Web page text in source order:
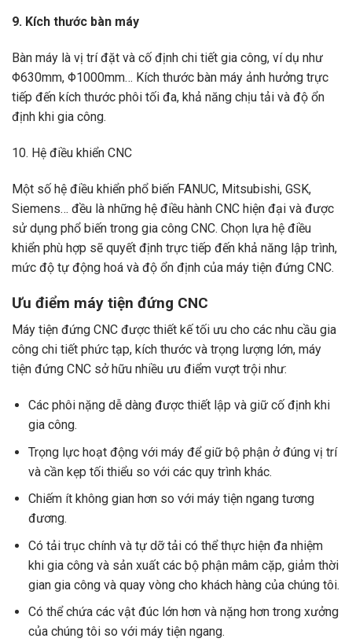
9. Kích thước bàn máy
Bàn máy là vị trí đặt và cố định chi tiết gia công, ví dụ như
Φ630mm, Φ1000mm… Kích thước bàn máy ảnh hưởng trực
tiếp đến kích thước phôi tối đa, khả năng chịu tải và độ ổn
định khi gia công.
10. Hệ điều khiển CNC
Một số hệ điều khiển phổ biến FANUC, Mitsubishi, GSK,
Siemens… đều là những hệ điều hành CNC hiện đại và được
sử dụng phổ biến trong gia công CNC. Chọn lựa hệ điều
khiển phù hợp sẽ quyết định trực tiếp đến khả năng lập trình,
mức độ tự động hoá và độ ổn định của máy tiện đứng CNC.
Ưu điểm máy tiện đứng CNC
Máy tiện đứng CNC được thiết kế tối ưu cho các nhu cầu gia
công chi tiết phức tạp, kích thước và trọng lượng lớn, máy
tiện đứng CNC sở hữu nhiều ưu điểm vượt trội như:
Các phôi nặng dễ dàng được thiết lập và giữ cố định khi
gia công.
Trọng lực hoạt động với máy để giữ bộ phận ở đúng vị trí
và cần kẹp tối thiểu so với các quy trình khác.
Chiếm ít không gian hơn so với máy tiện ngang tương
đương.
Có tải trục chính và tự dỡ tải có thể thực hiện đa nhiệm
khi gia công và sản xuất các bộ phận mâm cặp, giảm thời
gian gia công và quay vòng cho khách hàng của chúng tôi.
Có thể chứa các vật đúc lớn hơn và nặng hơn trong xưởng
của chúng tôi so với máy tiện ngang.